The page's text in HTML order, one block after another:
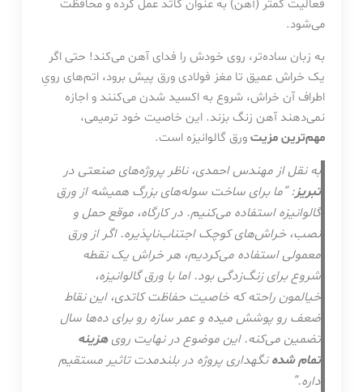
فعالیت کمتر (آهن) به عنوان کاتد عمل کرده و محافظت
می‌شود.
به زبان ساده‌تر، روی خودش را فدای آهن می‌کند! حتی اگر
یک خراش عمیق تا مغز فولادی ورق پیش برود، اتم‌های رویِ
اطراف آن خراش، شروع به اکسید شدن می‌کنند و اجازه
نمی‌دهند آهن زنگ بزند. این خاصیت خود ترمیمی،
مهم‌ترین مزیتورق گالوانیزه است.
به نقل از مهندس احمدی، ناظر پروژه‌های صنعتی در
تبریز: “ما برای ساخت سوله‌های بزرگ همیشه از ورق
گالوانیزه استفاده می‌کنیم. در کارگاه، موقع حمل و
نصب، خراش‌های کوچک اجتناب‌ناپذیره. اگر از ورق
معمولی استفاده می‌کردیم، هر خراش یک نقطه
شروع برای زنگ‌زدگی بود. اما با ورق گالوانیزه،
خیالمون راحته که خاصیت حفاظت کاتدی، این نقاط
ضعف رو پوشش میده و عمر سازه رو برای ده‌ها سال
تضمین می‌کنه. این موضوع در نهایت رویهزینه
تمام شدهنگهداری پروژه در بلندمدت تاثیر مستقیم
داره.”